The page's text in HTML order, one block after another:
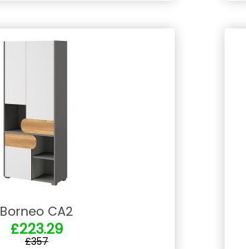
Borneo CA2
£223.29
£357